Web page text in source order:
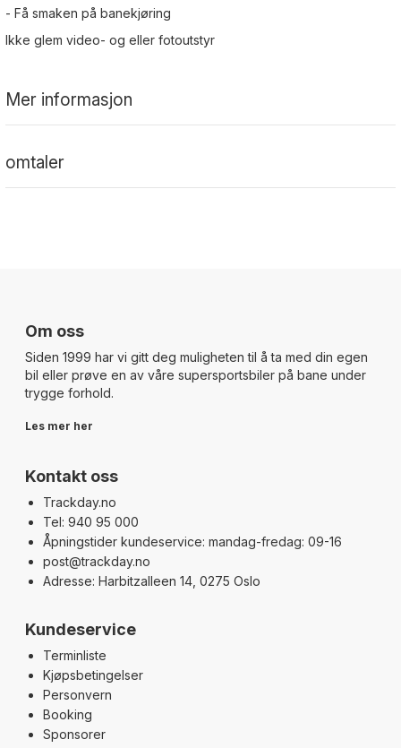
- Få smaken på banekjøring
Ikke glem video- og eller fotoutstyr
Mer informasjon
omtaler
Om oss
Siden 1999 har vi gitt deg muligheten til å ta med din egen
bil eller prøve en av våre supersportsbiler på bane under
trygge forhold.
Les mer her
Kontakt oss
Trackday.no
Tel: 940 95 000
Åpningstider kundeservice: mandag-fredag: 09-16
post@trackday.no
Adresse: Harbitzalleen 14, 0275 Oslo
Kundeservice
Terminliste
Kjøpsbetingelser
Personvern
Booking
Sponsorer